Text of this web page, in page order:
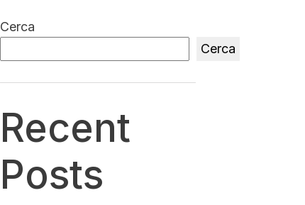
Cerca
Cerca
Recent
Posts